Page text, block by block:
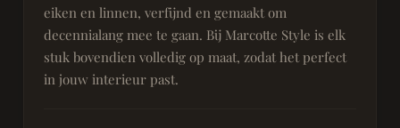
eiken en linnen, verfijnd en gemaakt om
decennialang mee te gaan. Bij Marcotte Style is elk
stuk bovendien volledig op maat, zodat het perfect
in jouw interieur past.